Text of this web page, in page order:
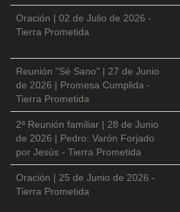
Oración | 02 de Julio de 2026 -
Tierra Prometida
Reunión "Sé Sano" | 27 de Junio
de 2026 | Promesa Cumplida -
Tierra Prometida
2ª Reunión familiar | 28 de Junio
de 2026 | Pedro: Varón Forjado
por Jesús - Tierra Prometida
Oración | 25 de Junio de 2026 -
Tierra Prometida